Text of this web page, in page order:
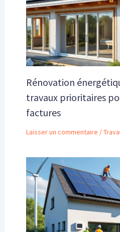
Rénovation
travaux prioritaires
factures
Laisser un commentaire /